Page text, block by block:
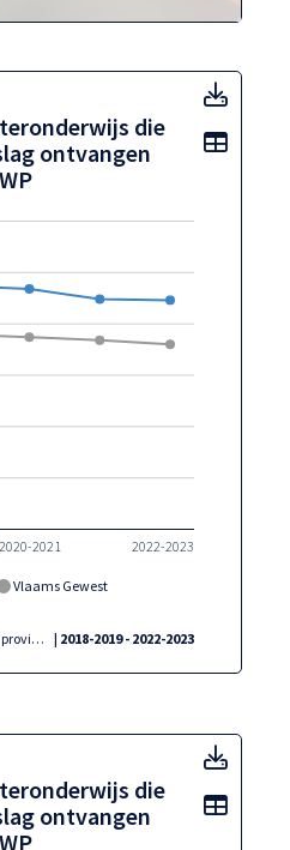
die
ontvangen
Vlaams Gewest
2020-2021 2022-2023
Onderwijs Vlaanderen | provincies.incijfers.be | 2018-2019 - 2022-2023
Toon
die
ontvangen
Toon